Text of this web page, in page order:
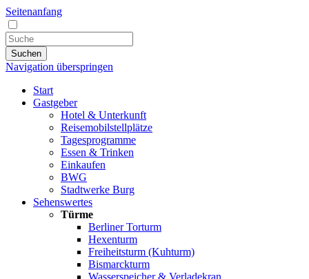
Seitenanfang
Suchen
Navigation überspringen
Start
Gastgeber
Hotel & Unterkunft
Reisemobilstellplätze
Tagesprogramme
Essen & Trinken
Einkaufen
BWG
Stadtwerke Burg
Sehenswertes
Türme
Berliner Torturm
Hexenturm
Freiheitsturm (Kuhturm)
Bismarckturm
Wasserspeicher & Verladekran